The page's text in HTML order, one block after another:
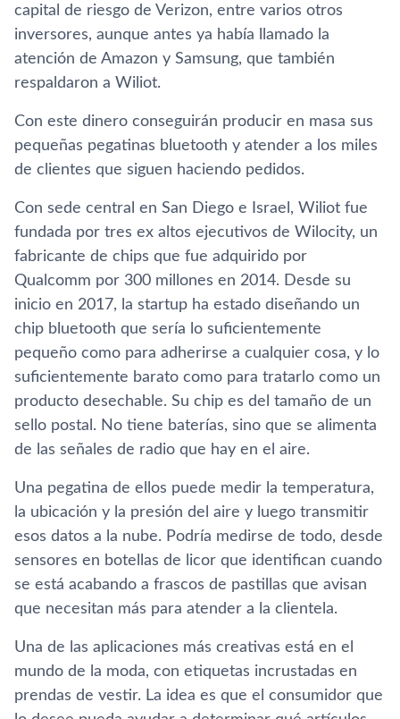
capital de riesgo de Verizon, entre varios otros
inversores, aunque antes ya había llamado la
atención de Amazon y Samsung, que también
respaldaron a Wiliot.
Con este dinero conseguirán producir en masa sus
pequeñas pegatinas bluetooth y atender a los miles
de clientes que siguen haciendo pedidos.
Con sede central en San Diego e Israel, Wiliot fue
fundada por tres ex altos ejecutivos de Wilocity, un
fabricante de chips que fue adquirido por
Qualcomm por 300 millones en 2014. Desde su
inicio en 2017, la startup ha estado diseñando un
chip bluetooth que sería lo suficientemente
pequeño como para adherirse a cualquier cosa, y lo
suficientemente barato como para tratarlo como un
producto desechable. Su chip es del tamaño de un
sello postal. No tiene baterías, sino que se alimenta
de las señales de radio que hay en el aire.
Una pegatina de ellos puede medir la temperatura,
la ubicación y la presión del aire y luego transmitir
esos datos a la nube. Podría medirse de todo, desde
sensores en botellas de licor que identifican cuando
se está acabando a frascos de pastillas que avisan
que necesitan más para atender a la clientela.
Una de las aplicaciones más creativas está en el
mundo de la moda, con etiquetas incrustadas en
prendas de vestir. La idea es que el consumidor que